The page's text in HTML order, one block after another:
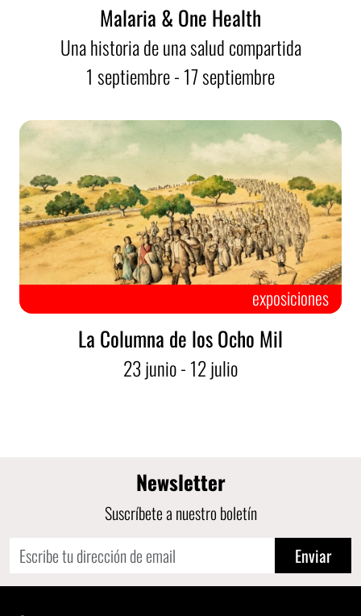
Malaria & One Health
Una historia de una salud compartida
1 septiembre- 17septiembre
exposiciones
La Columna de los Ocho Mil
23 junio- 12julio
Newsletter
Suscríbete a nuestro boletín
Enviar